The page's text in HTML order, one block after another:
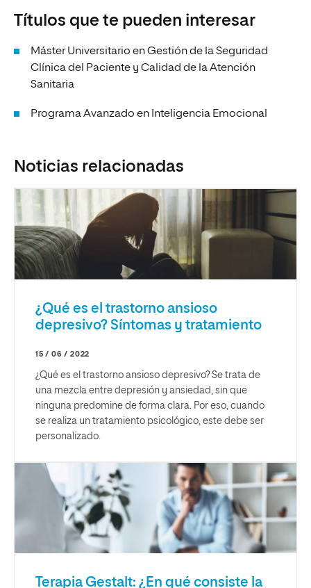
Títulos que te pueden interesar
Máster Universitario en Gestión de la Seguridad
Clínica del Paciente y Calidad de la Atención
Sanitaria
Programa Avanzado en Inteligencia Emocional
Noticias relacionadas
¿Qué es el trastorno ansioso
depresivo? Síntomas y tratamiento
15 / 06 / 2022
¿Qué es el trastorno ansioso depresivo? Se trata de
una mezcla entre depresión y ansiedad, sin que
ninguna predomine de forma clara. Por eso, cuando
se realiza un tratamiento psicológico, este debe ser
personalizado.
Terapia Gestalt: ¿En qué consiste la